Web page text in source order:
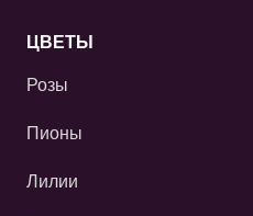
ЦВЕТЫ
Розы
Пионы
Лилии